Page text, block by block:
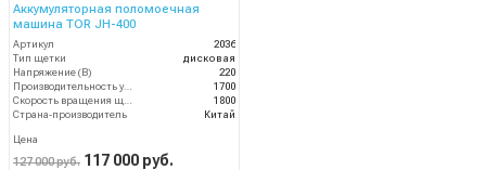
Аккумуляторная поломоечная
машина TOR JH-400
Артикул
2036
Тип щетки
дисковая
Напряжение (В)
220
Производительность уборки (м2/час)
1700
1800
Страна-производитель
Китай
Цена
127 000 руб. 117 000 руб.